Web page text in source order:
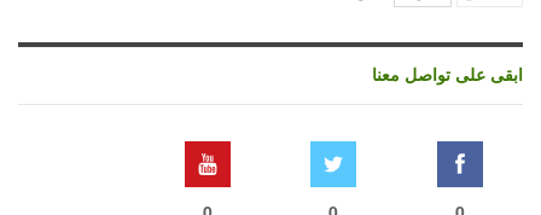
ابقى على تواصل معنا